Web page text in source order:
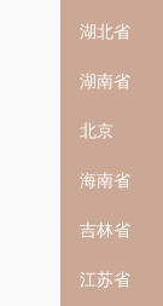
湖北省
湖南省
北京
海南省
吉林省
江苏省